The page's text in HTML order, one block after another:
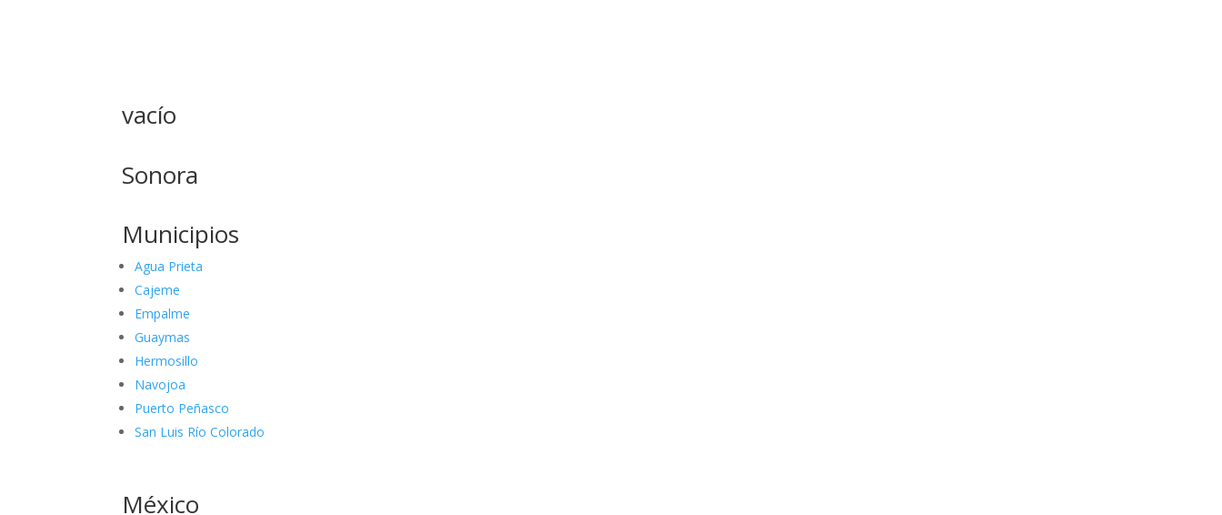
vacío
Sonora
Municipios
Agua Prieta
Cajeme
Empalme
Guaymas
Hermosillo
Navojoa
Puerto Peñasco
San Luis Río Colorado
México